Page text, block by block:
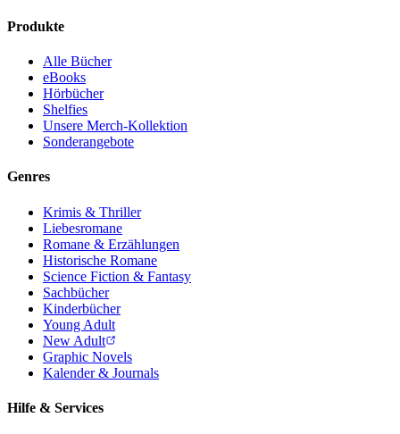
Produkte
Alle Bücher
eBooks
Hörbücher
Shelfies
Unsere Merch-Kollektion
Sonderangebote
Genres
Krimis & Thriller
Liebesromane
Romane & Erzählungen
Historische Romane
Science Fiction & Fantasy
Sachbücher
Kinderbücher
Young Adult
New Adult
Graphic Novels
Kalender & Journals
Hilfe & Services